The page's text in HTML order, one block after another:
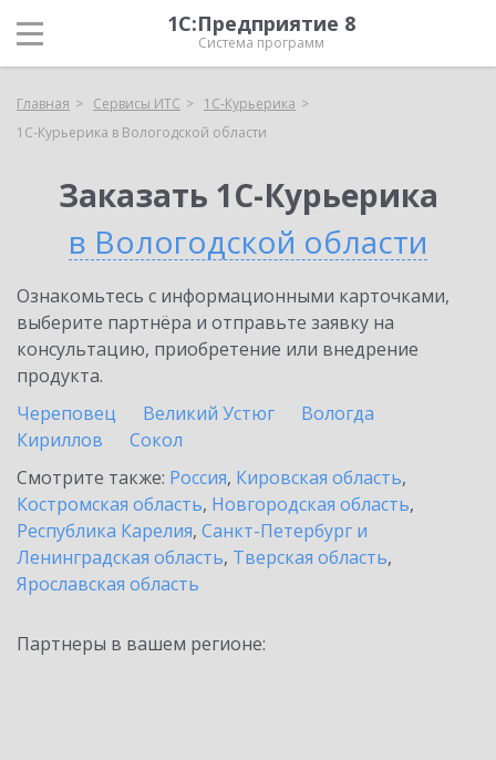
1С:Предприятие 8
Система программ
Главная Сервисы ИТС
1С-Курьерика
1С-Курьерика в Вологодской области
Заказать 1С-Курьерика
в Вологодской области
Ознакомьтесь с информационными карточками,
выберите партнёра и отправьте заявку на
консультацию, приобретение или внедрение
продукта.
Череповец
Великий Устюг
Вологда
Кириллов
Сокол
Смотрите также: Россия, Кировская область,
Костромская область, Новгородская область,
Республика Карелия, Санкт-Петербург и
Ленинградская область, Тверская область,
Ярославская область
Партнеры в вашем регионе: